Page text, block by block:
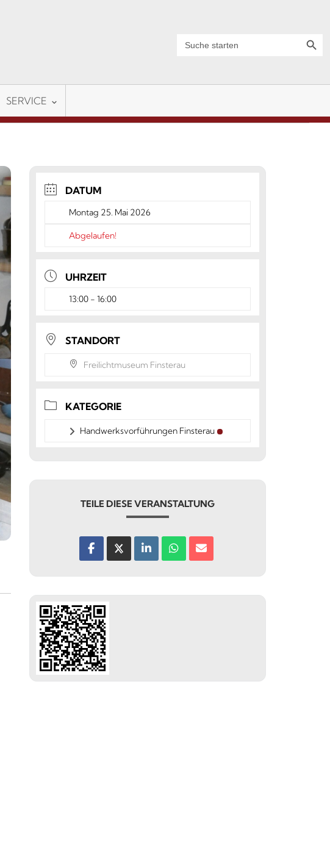
for:
SERVICE
DATUM
Montag 25. Mai 2026
Abgelaufen!
UHRZEIT
13:00 - 16:00
STANDORT
Freilichtmuseum Finsterau
KATEGORIE
Handwerksvorführungen Finsterau
TEILE DIESE VERANSTALTUNG